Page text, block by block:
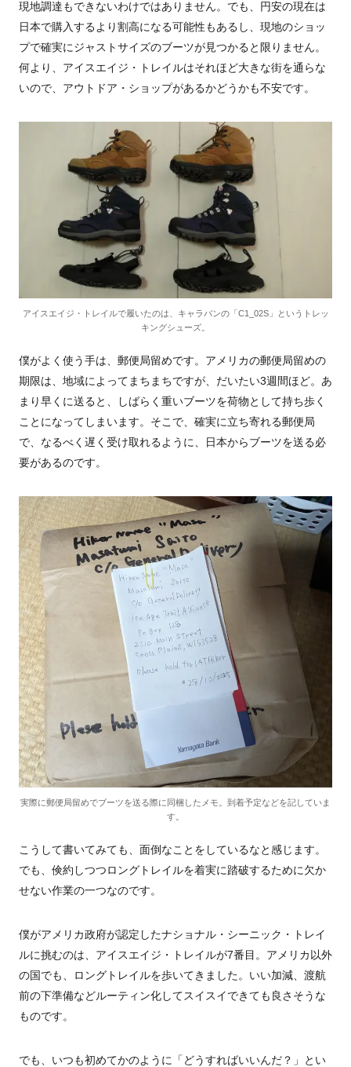
現地調達もできないわけではありません。でも、円安の現在は
日本で購入するより割高になる可能性もあるし、現地のショッ
プで確実にジャストサイズのブーツが見つかると限りません。
何より、アイスエイジ・トレイルはそれほど大きな街を通らな
いので、アウトドア・ショップがあるかどうかも不安です。
アイスエイジ・トレイルで履いたのは、キャラバンの「C1_02S」というトレッ
キングシューズ。
僕がよく使う手は、郵便局留めです。アメリカの郵便局留めの
期限は、地域によってまちまちですが、だいたい3週間ほど。あ
まり早くに送ると、しばらく重いブーツを荷物として持ち歩く
ことになってしまいます。そこで、確実に立ち寄れる郵便局
で、なるべく遅く受け取れるように、日本からブーツを送る必
要があるのです。
実際に郵便局留めでブーツを送る際に同梱したメモ。到着予定などを記していま
す。
こうして書いてみても、面倒なことをしているなと感じます。
でも、倹約しつつロングトレイルを着実に踏破するために欠か
せない作業の一つなのです。
僕がアメリカ政府が認定したナショナル・シーニック・トレイ
ルに挑むのは、アイスエイジ・トレイルが7番目。アメリカ以外
の国でも、ロングトレイルを歩いてきました。いい加減、渡航
前の下準備などルーティン化してスイスイできても良さそうな
ものです。
でも、いつも初めてかのように「どうすればいいんだ？」とい